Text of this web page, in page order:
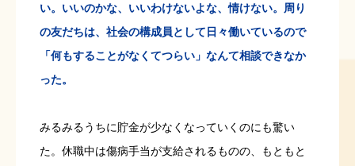
い。いいのかな、いいわけないよな、情けない。周り
の友だちは、社会の構成員として日々働いているので
「何もすることがなくてつらい」なんて相談できなか
った。
みるみるうちに貯金が少なくなっていくのにも驚い
た。休職中は傷病手当が支給されるものの、もともと